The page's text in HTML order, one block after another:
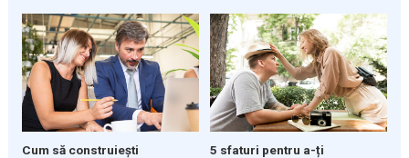
Cum să construiești
5 sfaturi pentru a-ți